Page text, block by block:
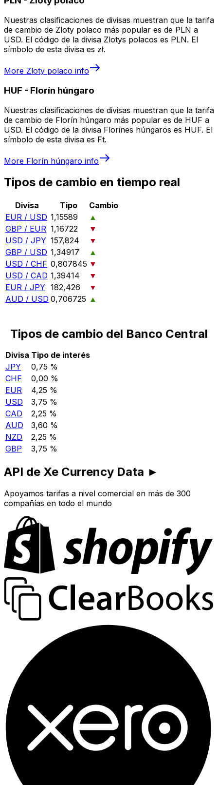
Nuestras clasificaciones de divisas muestran que la tarifa
de cambio de Zloty polaco más popular es de PLN a
USD. El código de la divisa Zlotys polacos es PLN. El
símbolo de esta divisa es zł.
More Zloty polaco info
HUF - Florín húngaro
Nuestras clasificaciones de divisas muestran que la tarifa
de cambio de Florín húngaro más popular es de HUF a
USD. El código de la divisa Florines húngaros es HUF. El
símbolo de esta divisa es Ft.
More Florín húngaro info
Tipos de cambio en tiempo real
Divisa Tipo
Cambio
EUR / USD 1,15589
▲
GBP / EUR 1,16722
▼
USD / JPY 157,824
▼
GBP / USD 1,34917
▲
USD / CHF 0,807845 ▼
USD / CAD 1,39414
▼
EUR / JPY 182,426
▼
AUD / USD 0,706725 ▲
Tipos de cambio del Banco Central
Divisa Tipo de interés
JPY
0,75 %
CHF
0,00 %
EUR
4,25 %
USD
3,75 %
CAD
2,25 %
AUD
3,60 %
NZD
2,25 %
GBP
3,75 %
API de Xe Currency Data ►
Apoyamos tarifas a nivel comercial en más de 300
compañías en todo el mundo